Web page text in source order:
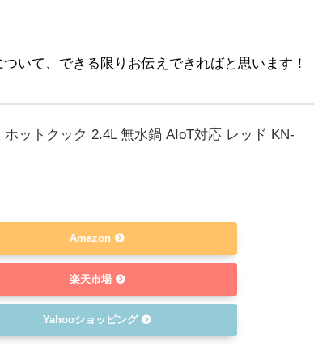
いて、できる限りお伝えできればと思います！
ットクック 2.4L 無水鍋 AIoT対応 レッド KN-
Amazon
楽天市場
Yahooショッピング